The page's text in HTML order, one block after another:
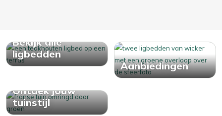
Bekijk alle
ligbedden
Aanbiedingen
Ontdek jouw
tuinstijl